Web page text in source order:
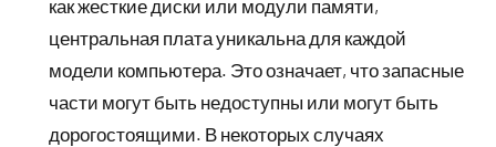
как жесткие диски или модули памяти,
центральная плата уникальна для каждой
модели компьютера. Это означает, что запасные
части могут быть недоступны или могут быть
дорогостоящими. В некоторых случаях